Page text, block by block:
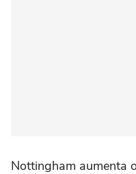
Nottingham aumenta